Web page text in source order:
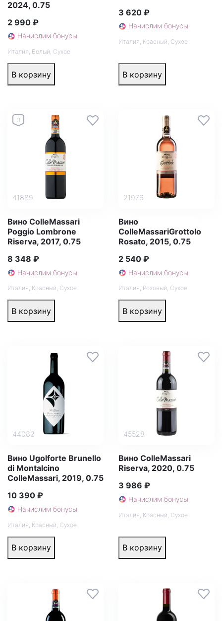
2024, 0.75
2 990 ₽
Начислим бонусы
Италия, Белый, Сухое
В корзину
3 620 ₽
Начислим бонусы
Италия, Красный, Сухое
В корзину
3
41889
Вино ColleMassari
Poggio Lombrone
Riserva, 2017, 0.75
8 348 ₽
Начислим бонусы
Италия, Красный, Сухое
В корзину
21976
Вино
ColleMassariGrottolo
Rosato, 2015, 0.75
2 540 ₽
Начислим бонусы
Италия, Розовый, Сухое
В корзину
44082
Вино Ugolforte Brunello
di Montalcino
ColleMassari, 2019, 0.75
10 390 ₽
Начислим бонусы
Италия Красный Сухое
В корзину
45528
Вино ColleMassari
Riserva, 2020, 0.75
3 986 ₽
Начислим бонусы
Италия Красный Сухое
В корзину